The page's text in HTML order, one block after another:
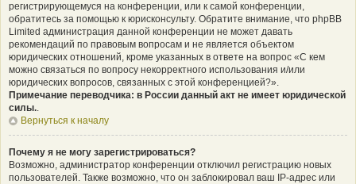
регистрирующемуся на конференции, или к самой конференции,
обратитесь за помощью к юрисконсульту. Обратите внимание, что phpBB
Limited администрация данной конференции не может давать
рекомендаций по правовым вопросам и не является объектом
юридических отношений, кроме указанных в ответе на вопрос «С кем
можно связаться по вопросу некорректного использования и/или
юридических вопросов, связанных с этой конференцией?».
Примечание переводчика: в России данный акт не имеет юридической
силы..
Вернуться к началу
Почему я не могу зарегистрироваться?
Возможно, администратор конференции отключил регистрацию новых
пользователей. Также возможно, что он заблокировал ваш IP-адрес или